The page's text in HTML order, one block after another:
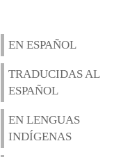
EN ESPAÑOL
TRADUCIDAS AL
ESPAÑOL
EN LENGUAS
INDÍGENAS